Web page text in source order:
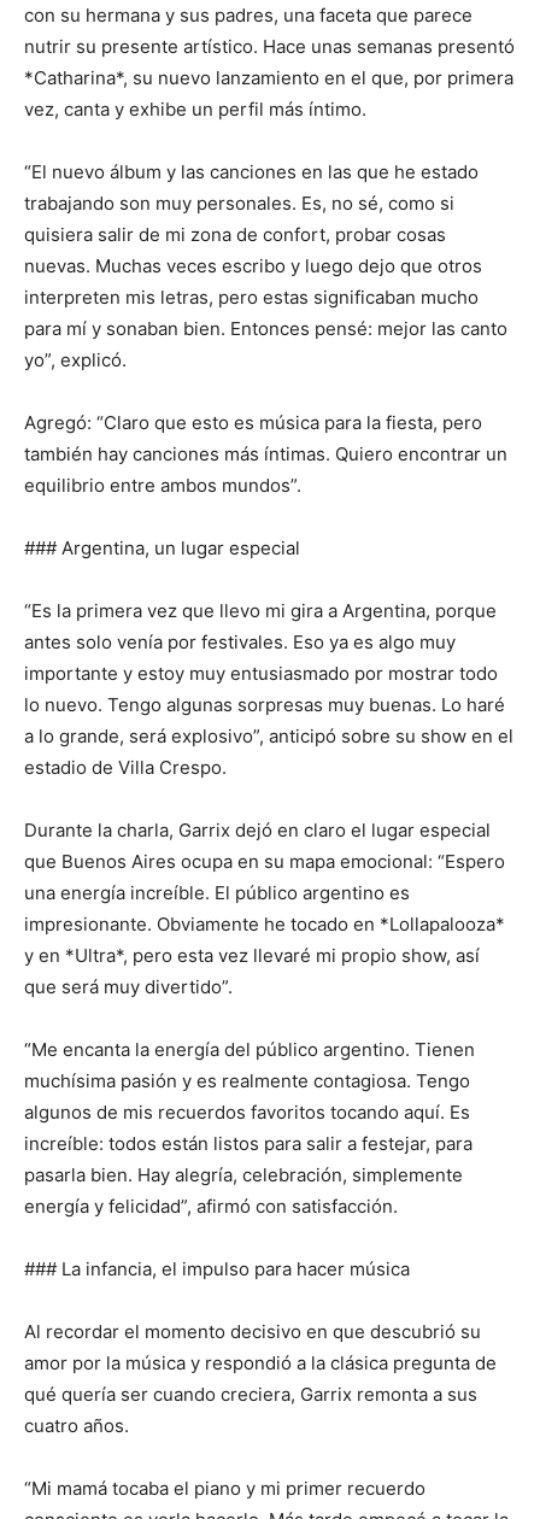
con su hermana y sus padres, una faceta que parece
nutrir su presente artístico. Hace unas semanas presentó
*Catharina*, su nuevo lanzamiento en el que, por primera
vez, canta y exhibe un perfil más íntimo.
“El nuevo álbum y las canciones en las que he estado
trabajando son muy personales. Es, no sé, como si
quisiera salir de mi zona de confort, probar cosas
nuevas. Muchas veces escribo y luego dejo que otros
interpreten mis letras, pero estas significaban mucho
para mí y sonaban bien. Entonces pensé: mejor las canto
yo”, explicó.
Agregó: “Claro que esto es música para la fiesta, pero
también hay canciones más íntimas. Quiero encontrar un
equilibrio entre ambos mundos”.
### Argentina, un lugar especial
“Es la primera vez que llevo mi gira a Argentina, porque
antes solo venía por festivales. Eso ya es algo muy
importante y estoy muy entusiasmado por mostrar todo
lo nuevo. Tengo algunas sorpresas muy buenas. Lo haré
a lo grande, será explosivo”, anticipó sobre su show en el
estadio de Villa Crespo.
Durante la charla, Garrix dejó en claro el lugar especial
que Buenos Aires ocupa en su mapa emocional: “Espero
una energía increíble. El público argentino es
impresionante. Obviamente he tocado en *Lollapalooza*
y en *Ultra*, pero esta vez llevaré mi propio show, así
que será muy divertido”.
“Me encanta la energía del público argentino. Tienen
muchísima pasión y es realmente contagiosa. Tengo
algunos de mis recuerdos favoritos tocando aquí. Es
increíble: todos están listos para salir a festejar, para
pasarla bien. Hay alegría, celebración, simplemente
energía y felicidad”, afirmó con satisfacción.
### La infancia, el impulso para hacer música
Al recordar el momento decisivo en que descubrió su
amor por la música y respondió a la clásica pregunta de
qué quería ser cuando creciera, Garrix remonta a sus
cuatro años.
“Mi mamá tocaba el piano y mi primer recuerdo